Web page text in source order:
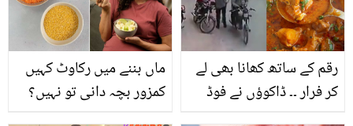
ماں بننے میں رکاوٹ کہیں
کمزور بچہ دانی تو نہیں؟
رقم کے ساتھ کھانا بھی لے
کر فرار ۔۔ ڈاکوؤں نے فوڈ